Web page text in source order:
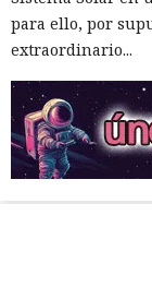
para ello, por
extraordinario...